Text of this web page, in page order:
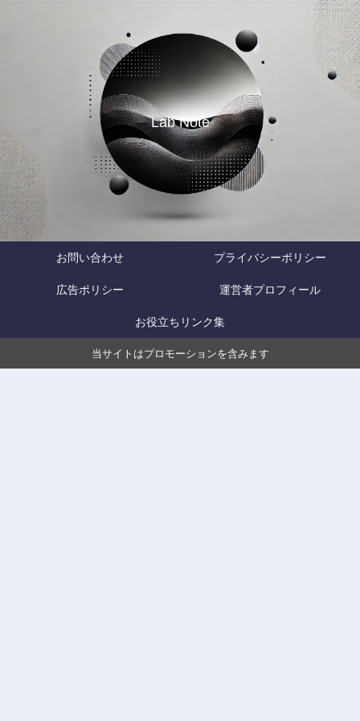
Lab Note
お問い合わせ プライバシーポリシー
広告ポリシー 運営者プロフィール
お役立ちリンク集
当サイトはプロモーションを含みます